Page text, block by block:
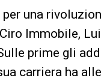
una
Immobile,
prime gli
carriera ha